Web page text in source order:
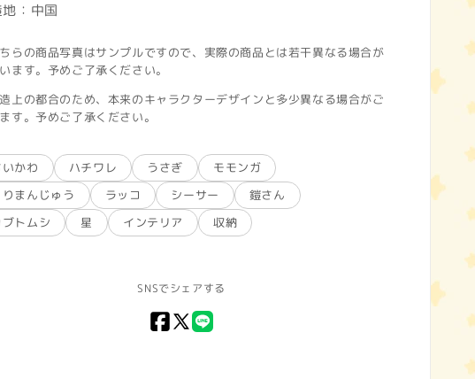
：中国
らの商品写真はサンプルですので、実際の商品とは若干異なる場合が
ます。予めご了承ください。
上の都合のため、本来のキャラクターデザインと多少異なる場合がご
す。予めご了承ください。
いかわ ハチワレ うさぎ
モモンガ
りまんじゅう
ラッコ シーサー
鎧さん
ブトムシ
星 インテリア 収納
SNSでシェアする
Facebook
X